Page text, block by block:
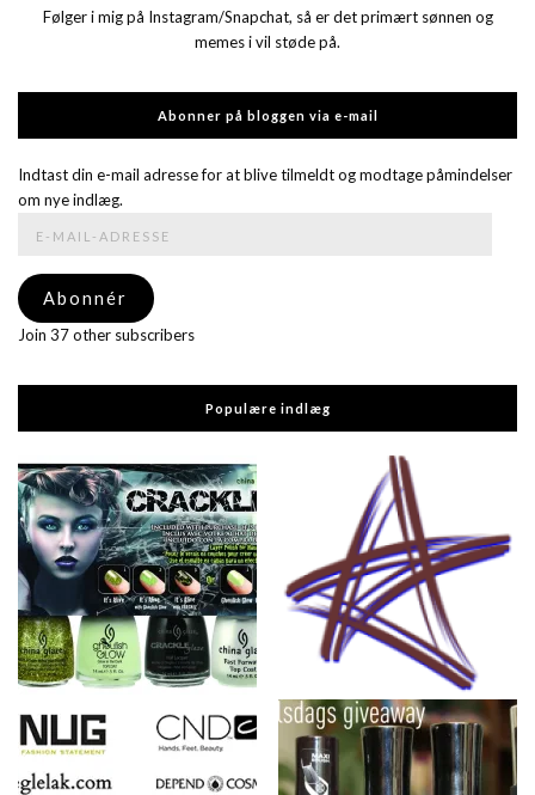
Følger i mig på Instagram/Snapchat, så er det primært sønnen og
memes i vil støde på.
Abonner på bloggen via e-mail
Indtast din e-mail adresse for at blive tilmeldt og modtage påmindelser
om nye indlæg.
adresse
Abonnér
Join 37 other subscribers
Populære indlæg